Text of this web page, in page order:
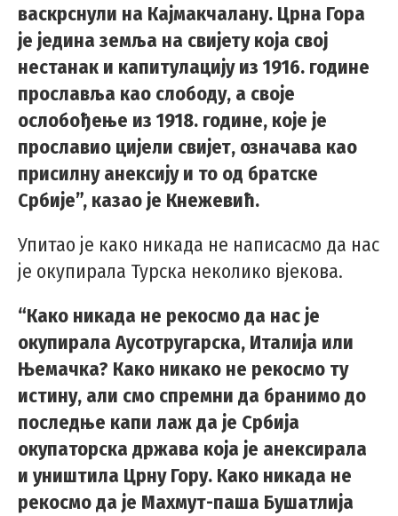
васкрснули на Кајмакчалану. Црна Гора
је једина земља на свијету која свој
нестанак и капитулацију из 1916. године
прославља као слободу, а своје
ослобођење из 1918. године, које је
прославио цијели свијет, означава као
присилну анексију и то од братске
Србије”, казао је Кнежевић.
Упитао је како никада не написасмо да нас
је окупирала Турска неколико вјекова.
“Како никада не рекосмо да нас је
окупирала Аусотругарска, Италија или
Њемачка? Како никако не рекосмо ту
истину, али смо спремни да бранимо до
последње капи лаж да је Србија
окупаторска држава која је анексирала
и уништила Црну Гору. Како никада не
рекосмо да је Махмут-паша Бушатлија